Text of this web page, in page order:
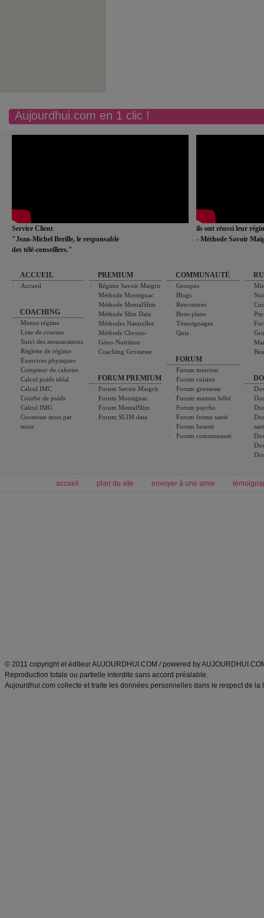
Aujourdhui.com en 1 clic !
Service Client
"Jean-Michel Berille, le responsable
des télé-conseillers."
ils ont réussi leur
- Méthode Savoir
ACCUEIL
Accueil
COACHING
Menus régime
Liste de courses
Suivi des mensurations
Réglette de régime
Exercices physiques
Compteur de calories
Calcul poids idéal
Calcul IMC
Courbe de poids
Calcul IMG
Grossesse mois par
mois
PREMIUM
Régime Savoir Maigrir
Méthode Montignac
Méthode MentalSlim
Méthode Slim Data
Méthodes Naturelles
Méthode Chrono-
Géno-Nutrition
Coaching Grossesse
FORUM PREMIUM
Forum Savoir Maigrir
Forum Montignac
Forum MentalSlim
Forum SLIM data
COMMUNAUTÉ
Groupes
Blogs
Rencontres
Bons plans
Témoignages
Quiz
FORUM
Forum minceur
Forum cuisine
Forum grossesse
Forum maman bébé
Forum psycho
Forum forme santé
Forum beauté
Forum communauté
accueil plan du site envoyer à une amie
© 2011 copyright et éditeur AUJOURDHUI.COM / powered by
Reproduction totale ou partielle interdite sans accord préalable.
Aujourdhui.com collecte et traite les données personnelles dans le respect de